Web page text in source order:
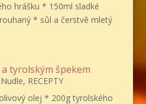
hrášku * 150ml sladké
* sůl a čerstvě mletý
tyrolským špekem
Nudle, RECEPTY
olej * 200g tyrolského